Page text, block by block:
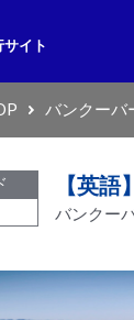
イト
バンクーバ
【英
バンクー